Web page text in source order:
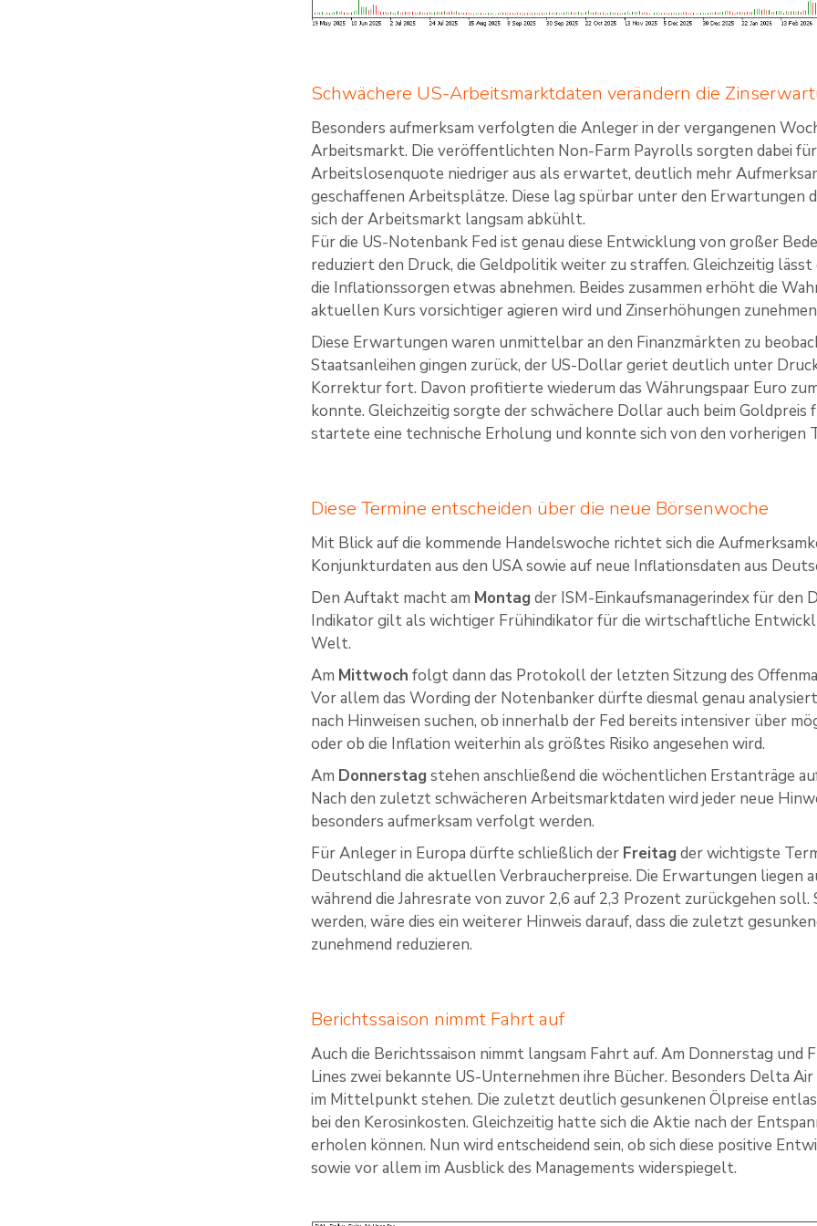
Schwächere US-Arbeitsmarktdaten verändern die
Besonders aufmerksam verfolgten die Anleger in der vergangenen
Arbeitsmarkt. Die veröffentlichten Non-Farm Payrolls sorgten dabei
Arbeitslosenquote niedriger aus als erwartet, deutlich mehr
geschaffenen Arbeitsplätze. Diese lag spürbar unter den Erwartungen
sich der Arbeitsmarkt langsam abkühlt.
Für die US-Notenbank Fed ist genau diese Entwicklung von großer
reduziert den Druck, die Geldpolitik weiter zu straffen. Gleichzeitig lässt
die Inflationssorgen etwas abnehmen. Beides zusammen erhöht die
aktuellen Kurs vorsichtiger agieren wird und Zinserhöhungen
Diese Erwartungen waren unmittelbar an den Finanzmärkten zu
Staatsanleihen gingen zurück, der US-Dollar geriet deutlich unter
Korrektur fort. Davon profitierte wiederum das Währungspaar Euro
konnte. Gleichzeitig sorgte der schwächere Dollar auch beim Goldpreis
startete eine technische Erholung und konnte sich von den vorherigen
Diese Termine entscheiden über die neue Börsenwoche
Mit Blick auf die kommende Handelswoche richtet sich die
Konjunkturdaten aus den USA sowie auf neue Inflationsdaten aus
Den Auftakt macht am Montagder ISM-Einkaufsmanagerindex für den
Indikator gilt als wichtiger Frühindikator für die wirtschaftliche
Welt.
Am Mittwoch folgt dann das Protokoll der letzten Sitzung des
Vor allem das Wording der Notenbanker dürfte diesmal genau
nach Hinweisen suchen, ob innerhalb der Fed bereits intensiver über
oder ob die Inflation weiterhin als größtes Risiko angesehen wird.
Am Donnerstagstehen anschließend die wöchentlichen Erstanträge
Nach den zuletzt schwächeren Arbeitsmarktdaten wird jeder neue
besonders aufmerksam verfolgt werden.
Für Anleger in Europa dürfte schließlich der Freitagder wichtigste
Deutschland die aktuellen Verbraucherpreise. Die Erwartungen liegen
während die Jahresrate von zuvor 2,6 auf 2,3 Prozent zurückgehen
werden, wäre dies ein weiterer Hinweis darauf, dass die zuletzt
zunehmend reduzieren.
Berichtssaison nimmt Fahrt auf
Auch die Berichtssaison nimmt langsam Fahrt auf. Am Donnerstag und
Lines zwei bekannte US-Unternehmen ihre Bücher. Besonders Delta
im Mittelpunkt stehen. Die zuletzt deutlich gesunkenen Ölpreise
bei den Kerosinkosten. Gleichzeitig hatte sich die Aktie nach der
erholen können. Nun wird entscheidend sein, ob sich diese positive
sowie vor allem im Ausblick des Managements widerspiegelt.